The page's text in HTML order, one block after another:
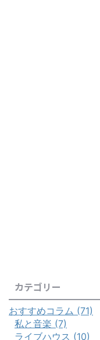
カテゴリー
おすすめコラム (71)
私と音楽 (7)
ライブハウス (10)